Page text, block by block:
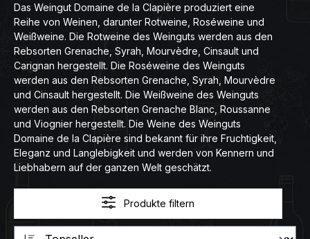
Das Weingut Domaine de la Clapière produziert eine
Reihe von Weinen, darunter Rotweine, Roséweine und
Weißweine. Die Rotweine des Weinguts werden aus den
Rebsorten Grenache, Syrah, Mourvèdre, Cinsault und
Carignan hergestellt. Die Roséweine des Weinguts
werden aus den Rebsorten Grenache, Syrah, Mourvèdre
und Cinsault hergestellt. Die Weißweine des Weinguts
werden aus den Rebsorten Grenache Blanc, Roussanne
und Viognier hergestellt. Die Weine des Weinguts
Domaine de la Clapière sind bekannt für ihre Fruchtigkeit,
Eleganz und Langlebigkeit und werden von Kennern und
Liebhabern auf der ganzen Welt geschätzt.
Produkte filtern